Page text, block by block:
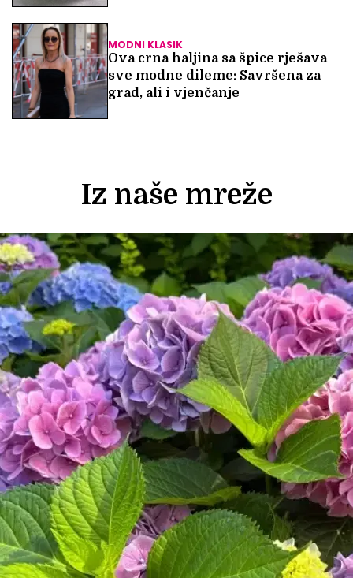
MODNI KLASIK
Ova crna haljina sa špice rješava
sve modne dileme: Savršena za
grad, ali i vjenčanje
Iz naše mreže